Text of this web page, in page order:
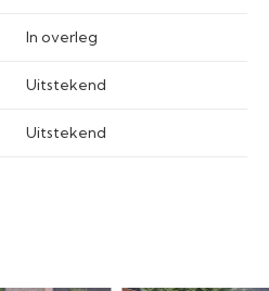
In overleg
Uitstekend
Uitstekend